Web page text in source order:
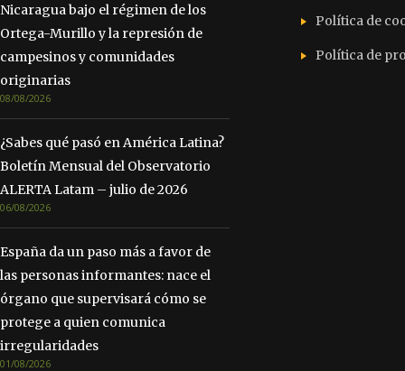
Nicaragua bajo el régimen de los
Ortega-Murillo y la represión de
campesinos y comunidades
originarias
08/08/2026
¿Sabes qué pasó en América Latina?
Boletín Mensual del Observatorio
ALERTA Latam – julio de 2026
06/08/2026
España da un paso más a favor de
las personas informantes: nace el
órgano que supervisará cómo se
protege a quien comunica
irregularidades
01/08/2026
Política de
Política de